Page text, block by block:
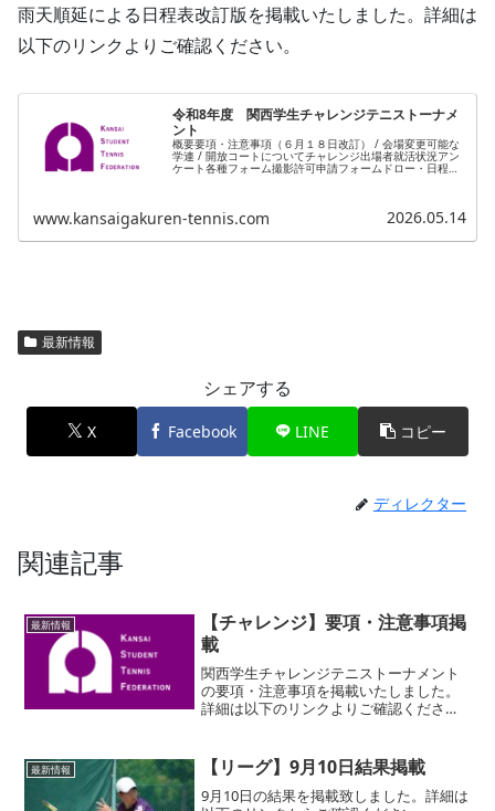
雨天順延による日程表改訂版を掲載いたしました。詳細は
以下のリンクよりご確認ください。
令和8年度 関西学生チャレンジテニストーナメ
ント
概要要項・注意事項（６月１８日改訂） / 会場変更可能な
学連 / 開放コートについてチャレンジ出場者就活状況アン
ケート各種フォーム撮影許可申請フォームドロー・日程表
www.kansaigakuren-tennis.com 2026.05.14
最新情報
シェアする
X Facebook LINE コピー
ディレクター
関連記事
最新情報
【チャレンジ】要項・注意事項掲
載
関西学生チャレンジテニストーナメント
の要項・注意事項を掲載いたしました。
詳細は以下のリンクよりご確認くださ
最新情報 【リーグ】9月10日結果掲載
9月10日の結果を掲載致しました。詳細は